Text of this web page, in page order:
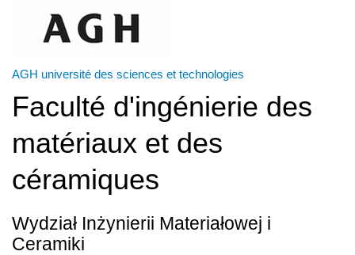
AGH université des sciences et technologies
Faculté d'ingénierie des
matériaux et des
céramiques
Wydział Inżynierii Materiałowej i
Ceramiki